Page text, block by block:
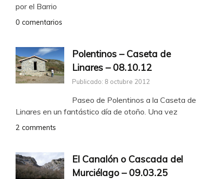
por el Barrio
0 comentarios
Polentinos – Caseta de
Linares – 08.10.12
Publicado: 8 octubre 2012
Paseo de Polentinos a la Caseta de
Linares en un fantástico día de otoño. Una vez
2 comments
El Canalón o Cascada del
Murciélago – 09.03.25